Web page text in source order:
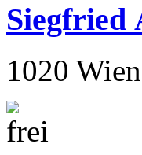
Siegfried
1020